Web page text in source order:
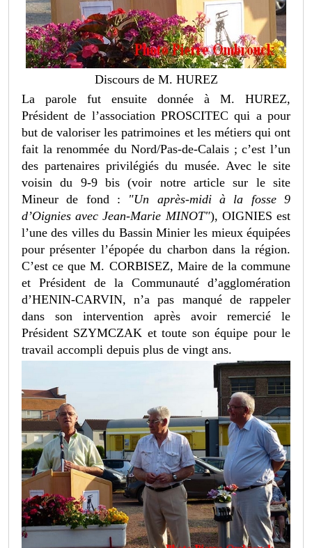
Discours de M. HUREZ
La parole fut ensuite donnée à M. HUREZ,
Président de l’association PROSCITEC qui a pour
but de valoriser les patrimoines et les métiers qui ont
fait la renommée du Nord/Pas-de-Calais ; c’est l’un
des partenaires privilégiés du musée. Avec le site
voisin du 9-9 bis (voir notre article sur le site
Mineur de fond : "Un après-midi à la fosse 9
d’Oignies avec Jean-Marie MINOT"), OIGNIES est
l’une des villes du Bassin Minier les mieux équipées
pour présenter l’épopée du charbon dans la région.
C’est ce que M. CORBISEZ, Maire de la commune
et Président de la Communauté d’agglomération
d’HENIN-CARVIN, n’a pas manqué de rappeler
dans son intervention après avoir remercié le
Président SZYMCZAK et toute son équipe pour le
travail accompli depuis plus de vingt ans.